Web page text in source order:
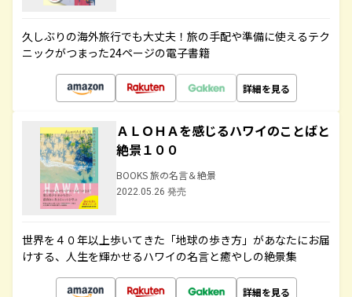
久しぶりの海外旅行でも大丈夫！旅の手配や準備に使えるテク
ニックがつまった24ページの電子書籍
詳細を見る
ＡＬＯＨＡを感じるハワイのことばと
絶景１００
BOOKS 旅の名言＆絶景
2022.05.26 発売
世界を４０年以上歩いてきた「地球の歩き方」があなたにお届
けする、人生を輝かせるハワイの名言と癒やしの絶景集
詳細を見る